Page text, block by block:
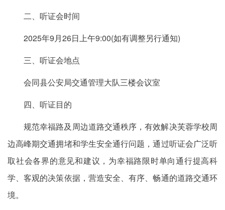
二、听证会时间
2025年9月26日上午9:00(如有调整另行通知)
三、听证会地点
会同县公安局交通管理大队三楼会议室
四、听证目的
规范幸福路及周边道路交通秩序，有效解决芙蓉学校周
边高峰期交通拥堵和学生安全通行问题，通过听证会广泛听
取社会各界的意见和建议，为幸福路限时单向通行提高科
学、客观的决策依据，营造安全、有序、畅通的道路交通环
境。